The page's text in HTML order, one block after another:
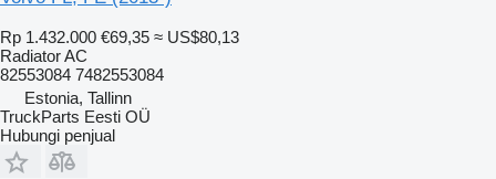
Rp 1.432.000 €69,35 ≈ US$80,13
Radiator AC
82553084 7482553084
Estonia, Tallinn
TruckParts Eesti OÜ
Hubungi penjual